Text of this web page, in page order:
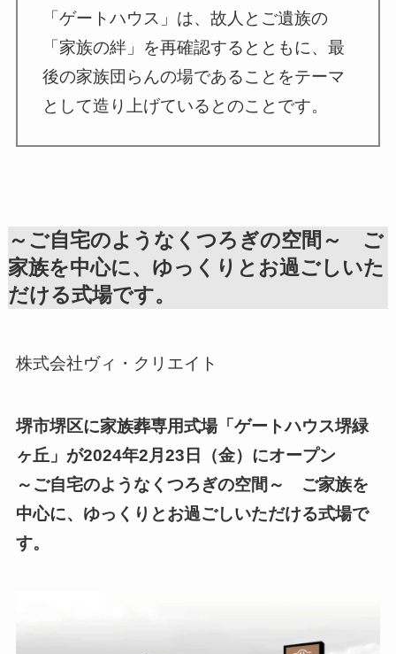
「ゲートハウス」は、故人とご遺族の
「家族の絆」を再確認するとともに、最
後の家族団らんの場であることをテーマ
として造り上げているとのことです。
～ご自宅のようなくつろぎの空間～ ご
家族を中心に、ゆっくりとお過ごしいた
だける式場です。
株式会社ヴィ・クリエイト
堺市堺区に家族葬専用式場「ゲートハウス堺緑
ヶ丘」が2024年2月23日（金）にオープン
～ご自宅のようなくつろぎの空間～ ご家族を
中心に、ゆっくりとお過ごしいただける式場で
す。